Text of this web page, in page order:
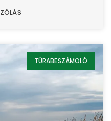
TÚRABESZÁMOLÓ